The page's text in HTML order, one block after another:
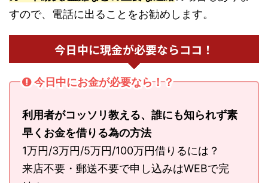
すので、電話に出ることをお勧めします。
今日中に現金が必要ならココ！
今日中にお金が必要なら！？
利用者がコッソリ教える、誰にも知られず素
早くお金を借りる為の方法
1万円/3万円/5万円/100万円借りるには？
来店不要・郵送不要で申し込みはWEBで完